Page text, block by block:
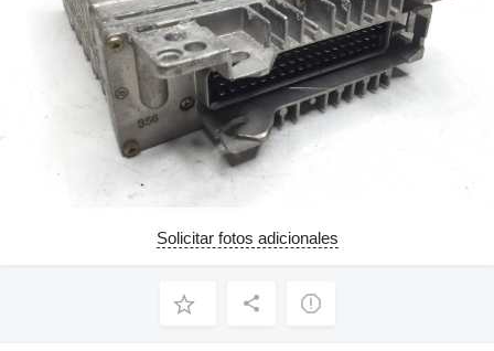
Solicitar fotos adicionales